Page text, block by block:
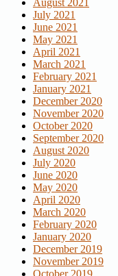
August 2021
July 2021
June 2021
May 2021
April 2021
March 2021
February 2021
January 2021
December 2020
November 2020
October 2020
September 2020
August 2020
July 2020
June 2020
May 2020
April 2020
March 2020
February 2020
January 2020
December 2019
November 2019
October 2019